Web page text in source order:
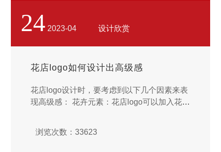
24 2023-04 设计欣赏
花店logo如何设计出高级感
花店logo设计时，要考虑到以下几个因素来表
现高级感： 花卉元素：花店logo可以加入花卉
简单而优雅的花卉图案，也可以采用细致的描
浏览次数：33623